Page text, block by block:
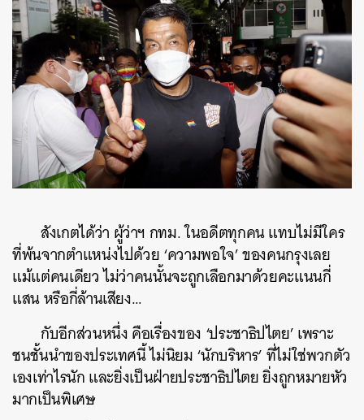
สังเกตได้ว่า ผู้ว่าฯ กทม. ในอดีตทุกคน แทบไม่มีใคร
ที่พ้นจากตำแหน่งไปด้วย ‘ความพอใจ’ ของคนกรุงเลย
แม้แต่คนเดียว ไม่ว่าคนนั้นจะถูกเลือกมาด้วยคะแนนกี่
แสน หรือกี่ล้านเสียง…
กับอีกส่วนหนึ่ง คือเรื่องของ ‘ประชาธิปไตย’ เพราะ
ชนชั้นนำของประเทศนี้ ไม่นิยม ‘นักบริหาร’ ที่ไม่ใช่พวกตัว
เองเท่าไรนัก และยิ่งเป็นฝ่ายประชาธิปไตย ยิ่งถูกหมายหัว
มากเป็นพิเศษ